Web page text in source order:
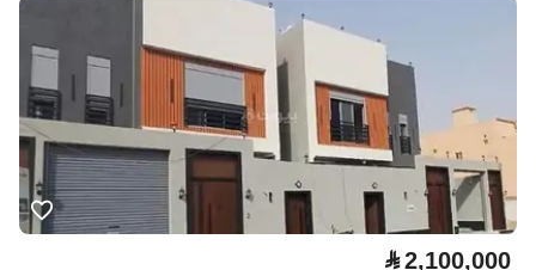
⃁2,100,000